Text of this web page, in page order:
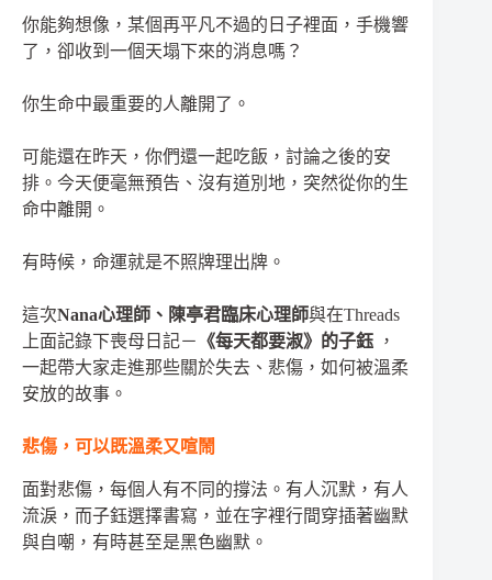
你能夠想像，某個再平凡不過的日子裡面，手機響
了，卻收到一個天塌下來的消息嗎？
你生命中最重要的人離開了。
可能還在昨天，你們還一起吃飯，討論之後的安
排。今天便毫無預告、沒有道別地，突然從你的生
命中離開。
有時候，命運就是不照牌理出牌。
這次Nana心理師、陳亭君臨床心理師與在Threads
上面記錄下喪母日記－ 《每天都要淑》的子鈺 ，
一起帶大家走進那些關於失去、悲傷，如何被溫柔
安放的故事。
悲傷，可以既溫柔又喧鬧
面對悲傷，每個人有不同的撐法。有人沉默，有人
流淚，而子鈺選擇書寫，並在字裡行間穿插著幽默
與自嘲，有時甚至是黑色幽默。